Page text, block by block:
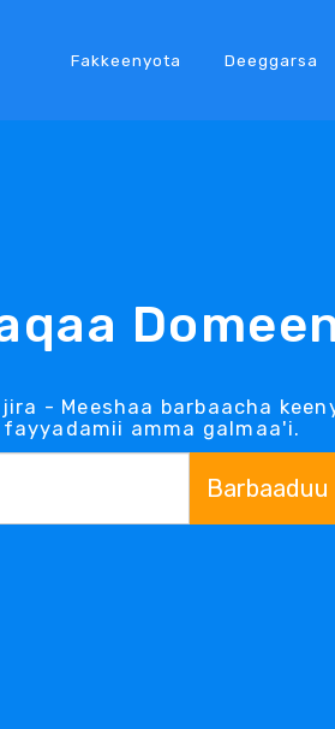
Fakkeenyota Deeggarsa
- Meeshaa barbaacha
fayyadamii amma galmaa'i.
Barbaaduu